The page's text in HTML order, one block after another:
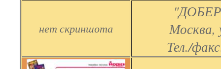
нет скриншота
Москва,
Тел./